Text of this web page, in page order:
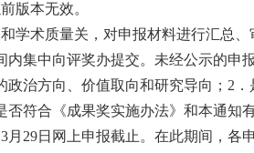
版本无效。
术质量关，对申报材料进行汇总、
集中向评奖办提交。未经公示的申
方向、价值取向和研究导向；2．
符合《成果奖实施办法》和本通知
29日网上申报截止。在此期间，各